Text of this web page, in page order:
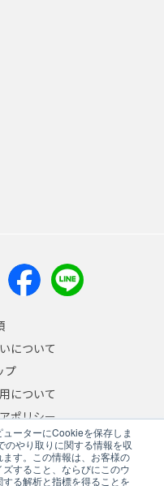
ーターにCookieを保存しま
やり取りに関する情報を収
す。この情報は、お客様の
すること、ならびにこのウ
る解析と指標を得ることを
について
プ
について
ポリシー
応について